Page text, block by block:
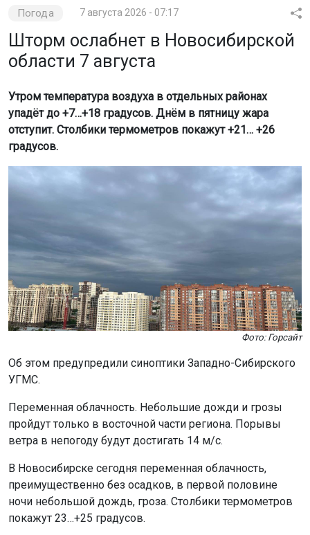
Погода 7 августа 2026 - 07:17
Шторм ослабнет в Новосибирской
области 7 августа
Утром температура воздуха в отдельных районах
упадёт до +7…+18 градусов. Днём в пятницу жара
отступит. Столбики термометров покажут +21… +26
градусов.
Фото: Горсайт
Об этом предупредили синоптики Западно-Сибирского
УГМС.
Переменная облачность. Небольшие дожди и грозы
пройдут только в восточной части региона. Порывы
ветра в непогоду будут достигать 14 м/с.
В Новосибирске сегодня переменная облачность,
преимущественно без осадков, в первой половине
ночи небольшой дождь, гроза. Столбики термометров
покажут 23…+25 градусов.